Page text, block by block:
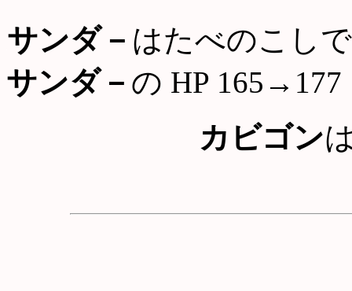
サンダ－ はたべのこし
サンダ－ の HP 165→177
カビゴン